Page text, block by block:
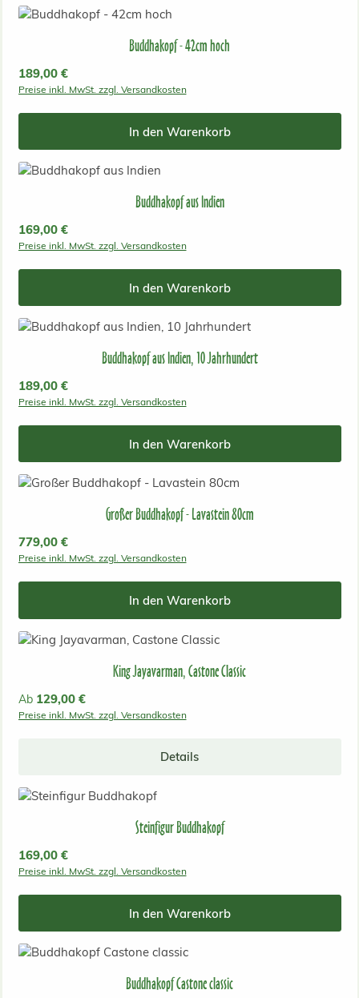
Buddhakopf - 42cm hoch
Regulärer Preis:
189,00 €
Preise inkl. MwSt. zzgl. Versandkosten
In den Warenkorb
Buddhakopf aus Indien
Regulärer Preis:
169,00 €
Preise inkl. MwSt. zzgl. Versandkosten
In den Warenkorb
Buddhakopf aus Indien, 10 Jahrhundert
Regulärer Preis:
189,00 €
Preise inkl. MwSt. zzgl. Versandkosten
In den Warenkorb
Großer Buddhakopf - Lavastein 80cm
Regulärer Preis:
779,00 €
Preise inkl. MwSt. zzgl. Versandkosten
In den Warenkorb
King Jayavarman, Castone Classic
Regulärer Preis:
Ab 129,00 €
Preise inkl. MwSt. zzgl. Versandkosten
Details
Steinfigur Buddhakopf
Regulärer Preis:
169,00 €
Preise inkl. MwSt. zzgl. Versandkosten
In den Warenkorb
Buddhakopf Castone classic